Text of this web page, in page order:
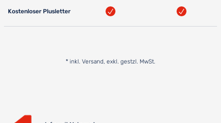
Kostenloser Plusletter
* inkl. Versand, exkl. gestzl. MwSt.